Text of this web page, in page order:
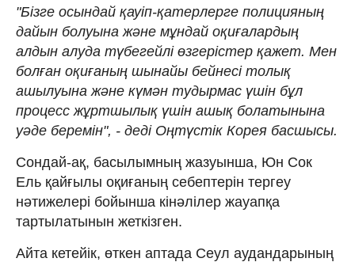
"Бізге осындай қауіп-қатерлерге полицияның
дайын болуына және мұндай оқиғалардың
алдын алуда түбегейлі өзгерістер қажет. Мен
болған оқиғаның шынайы бейнесі толық
ашылуына және күмән тудырмас үшін бұл
процесс жұртшылық үшін ашық болатынына
уәде беремін", - деді Оңтүстік Корея басшысы.
Сондай-ақ, басылымның жазуынша, Юн Сок
Ель қайғылы оқиғаның себептерін тергеу
нәтижелері бойынша кінәлілер жауапқа
тартылатынын жеткізген.
Айта кетейік, өткен аптада Сеул аудандарының